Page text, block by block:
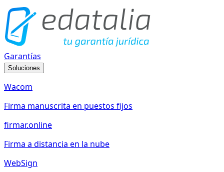
Garantías
Soluciones
Wacom
Firma manuscrita en puestos fijos
firmar.online
Firma a distancia en la nube
WebSign